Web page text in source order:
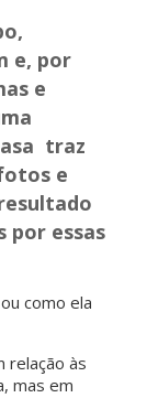
e, por
e
traz
e
por essas
como ela
relação às
mas em